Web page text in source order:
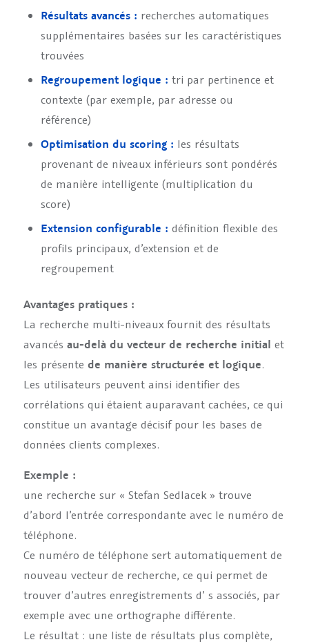
Résultats avancés : recherches automatiques
supplémentaires basées sur les caractéristiques
trouvées
Regroupement logique : tri par pertinence et
contexte (par exemple, par adresse ou
référence)
Optimisation du scoring : les résultats
provenant de niveaux inférieurs sont pondérés
de manière intelligente (multiplication du
score)
Extension configurable : définition flexible des
profils principaux, d’extension et de
regroupement
Avantages pratiques :
La recherche multi-niveaux fournit des résultats
avancés au-delà du vecteur de recherche initial et
les présente de manière structurée et logique.
Les utilisateurs peuvent ainsi identifier des
corrélations qui étaient auparavant cachées, ce qui
constitue un avantage décisif pour les bases de
données clients complexes.
Exemple :
une recherche sur « Stefan Sedlacek » trouve
d’abord l’entrée correspondante avec le numéro de
téléphone.
Ce numéro de téléphone sert automatiquement de
nouveau vecteur de recherche, ce qui permet de
trouver d’autres enregistrements d’ s associés, par
exemple avec une orthographe différente.
Le résultat : une liste de résultats plus complète,